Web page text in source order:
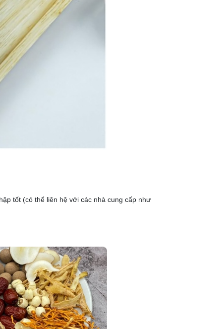
tốt (có thể liên hệ với các nhà cung cấp như